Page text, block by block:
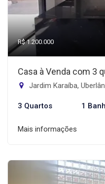
R$ 1.200.000
Casa à Venda com 3
Jardim Karaíba,
3 Quartos 1
Mais informações